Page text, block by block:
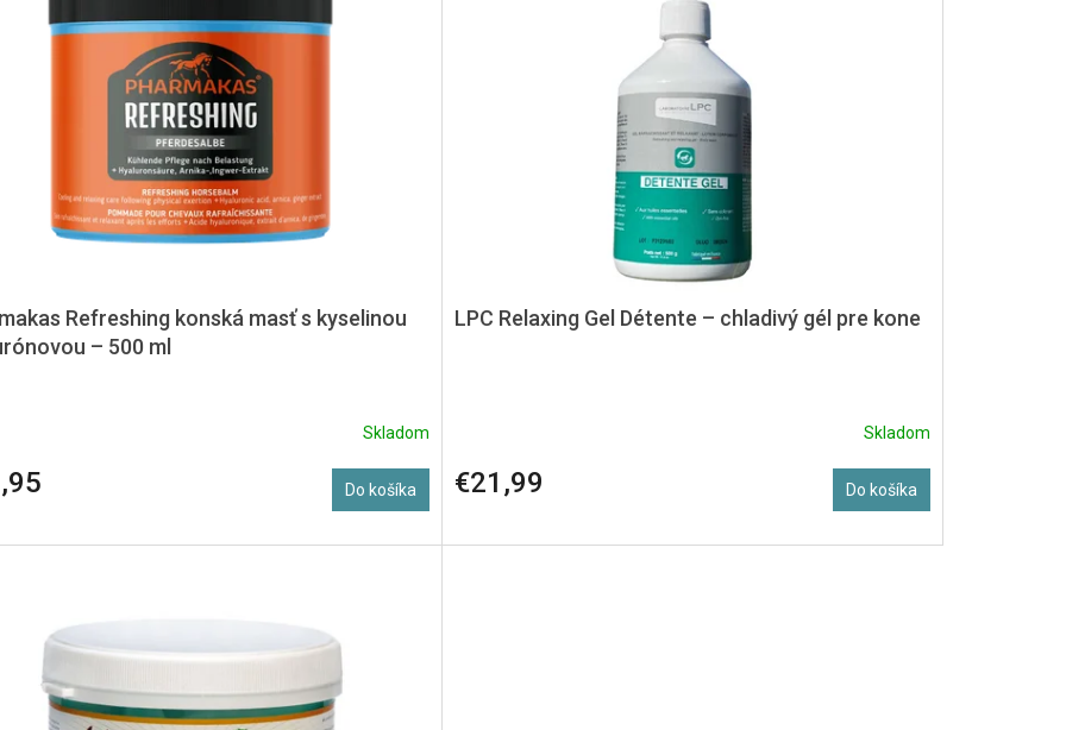
Refreshing konská masť s kyselinou
– 500 ml
Skladom
Do košíka
LPC Relaxing Gel Détente – chladivý gél pre kone
Skladom
€21,99 Do košíka